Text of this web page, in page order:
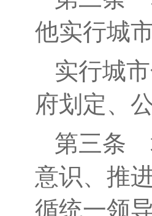
他实行城
实行城
府划定、公
第三条
意识、推
循统一领